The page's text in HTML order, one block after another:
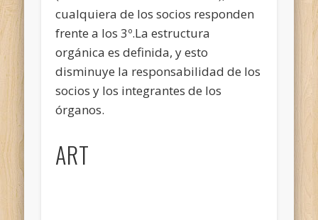
cualquiera de los socios responden
frente a los 3º.La estructura
orgánica es definida, y esto
disminuye la responsabilidad de los
socios y los integrantes de los
órganos.
ART